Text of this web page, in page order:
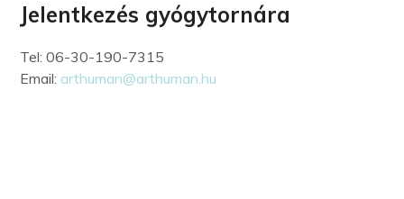
Jelentkezés gyógytornára
Tel: 06-30-190-7315
Email: arthuman@arthuman.hu